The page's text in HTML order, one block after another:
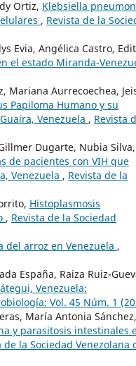
Ortiz, Klebsiella
, Revista de la
Evia, Angélica Castro,
el estado Miranda-
Mariana Aurrecoechea,
Papiloma Humano y su
Venezuela , Revista
Dugarte, Nubia Silva,
de pacientes con VIH que
Venezuela , Revista de la
Histoplasmosis
, Revista de la Sociedad
del arroz en Venezuela ,
España, Raiza Ruiz-
Venezuela:
Vol. 45 Núm. 1
María Antonia Sánchez,
y parasitosis intestinales
de la Sociedad Venezolana